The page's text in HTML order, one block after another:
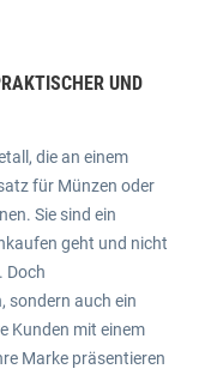
UND
die an einem
für Münzen oder
Sie sind ein
geht und nicht
Doch
sondern auch ein
Kunden mit einem
Marke präsentieren